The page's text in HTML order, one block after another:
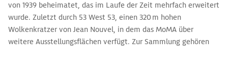
von 1939 beheimatet, das im Laufe der Zeit mehrfach erweitert
wurde. Zuletzt durch 53 West 53, einen 320 m hohen
Wolkenkratzer von Jean Nouvel, in dem das MoMA über
weitere Ausstellungsflächen verfügt. Zur Sammlung gehören